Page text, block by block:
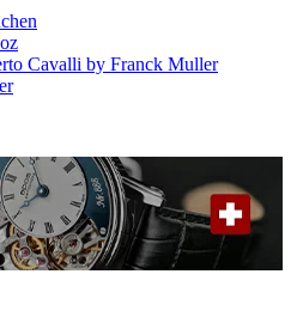
Cavalli by Franck Muller